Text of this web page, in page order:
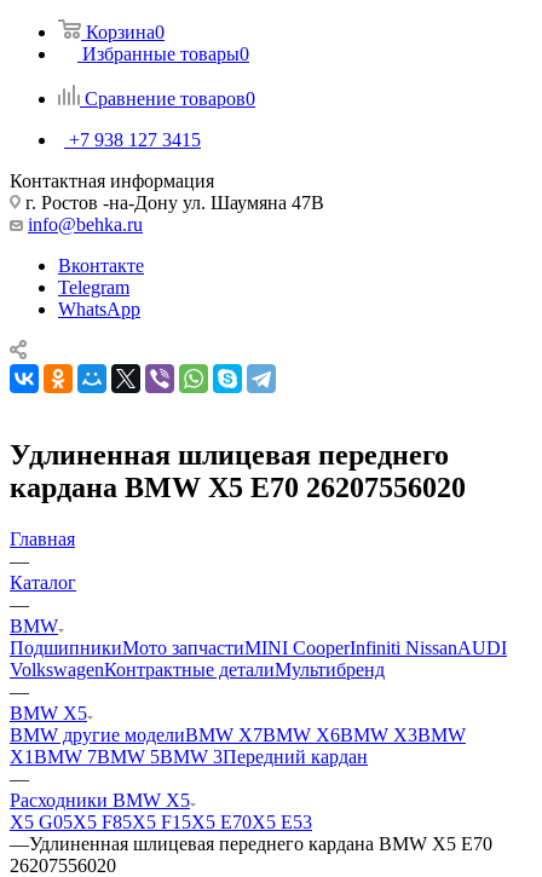
Корзина0
Избранные товары0
Сравнение товаров0
+7 938 127 3415
Контактная информация
г. Ростов -на-Дону ул. Шаумяна 47В
info@behka.ru
Вконтакте
Telegram
WhatsApp
Удлиненная шлицевая переднего
кардана BMW X5 E70 26207556020
Главная
—
Каталог
—
BMW
ПодшипникиМото запчастиMINI CooperInfiniti NissanAUDI
VolkswagenКонтрактные деталиМультибренд
—
BMW X5
BMW другие моделиBMW X7BMW X6BMW X3BMW
X1BMW 7BMW 5BMW 3Передний кардан
—
Расходники BMW X5
X5 G05X5 F85X5 F15X5 E70X5 E53
—Удлиненная шлицевая переднего кардана BMW X5 E70
26207556020